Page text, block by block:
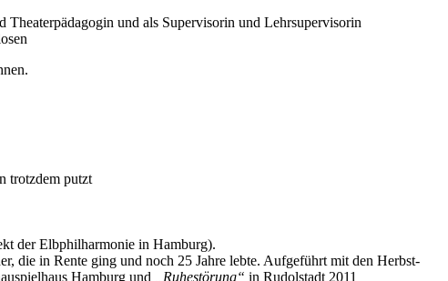
und als Supervisorin und Lehrsupervisorin
putzt
Elbphilharmonie in Hamburg).
in Rente ging und noch 25 Jahre lebte. Aufgeführt mit den Herbst-
Hamburg und „Ruhestörung“ in Rudolstadt 2011